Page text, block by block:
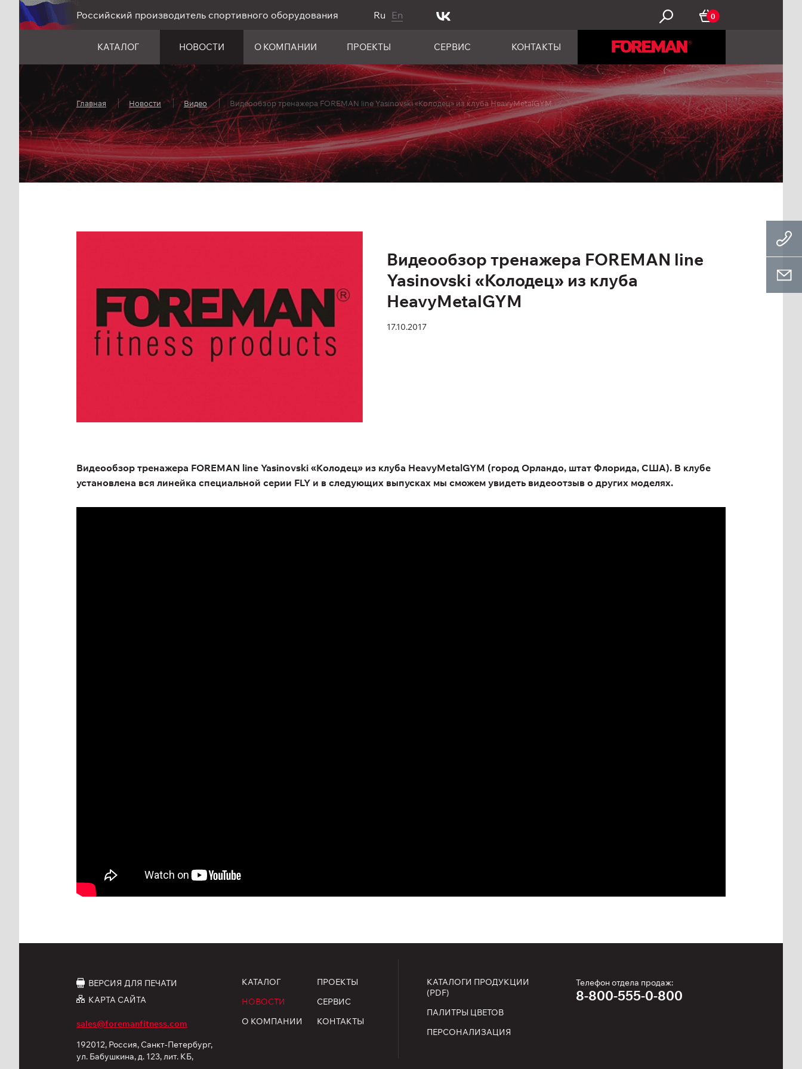
Российский производитель спортивного оборудования Ru En 0
КАТАЛОГ НОВОСТИ О КОМПАНИИ ПРОЕКТЫ СЕРВИС КОНТАКТЫ
Главная Новости Видео Видеообзор тренажера FOREMAN line Yasinovski «Колодец» из клуба HeavyMetalGYM
Видеообзор тренажера FOREMAN line
Yasinovski «Колодец» из клуба
HeavyMetalGYM
17.10.2017
Видеообзор тренажера FOREMAN line Yasinovski «Колодец» из клуба HeavyMetalGYM (город Орландо, штат Флорида, США). В клубе
установлена вся линейка специальной серии FLY и в следующих выпусках мы сможем увидеть видеоотзыв о других моделях.
ВЕРСИЯ ДЛЯ ПЕЧАТИ
КАРТА САЙТА
sales@foremanfitness.com
192012, Россия, Санкт-Петербург,
ул. Бабушкина, д. 123, лит. КБ,
КАТАЛОГ
НОВОСТИ
О КОМПАНИИ
ПРОЕКТЫ
СЕРВИС
КОНТАКТЫ
КАТАЛОГИ ПРОДУКЦИИ
(PDF)
ПАЛИТРЫ ЦВЕТОВ
ПЕРСОНАЛИЗАЦИЯ
Телефон отдела продаж:
8-800-555-0-800